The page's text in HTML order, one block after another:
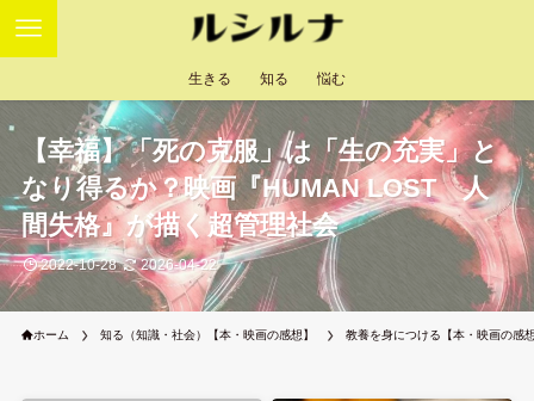
生きる 知る 悩む
【幸福】「死の克服」は「生の充実」と
なり得るか？映画『HUMAN LOST 人
間失格』が描く超管理社会
2022-10-28 2026-04-22
ホーム 知る（知識・社会）【本・映画の感想】 教養を身につける【本・映画の感